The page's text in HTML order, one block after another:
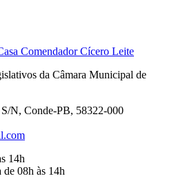
da Câmara Municipal de
N, Conde-PB, 58322-000
14h
de 08h às 14h